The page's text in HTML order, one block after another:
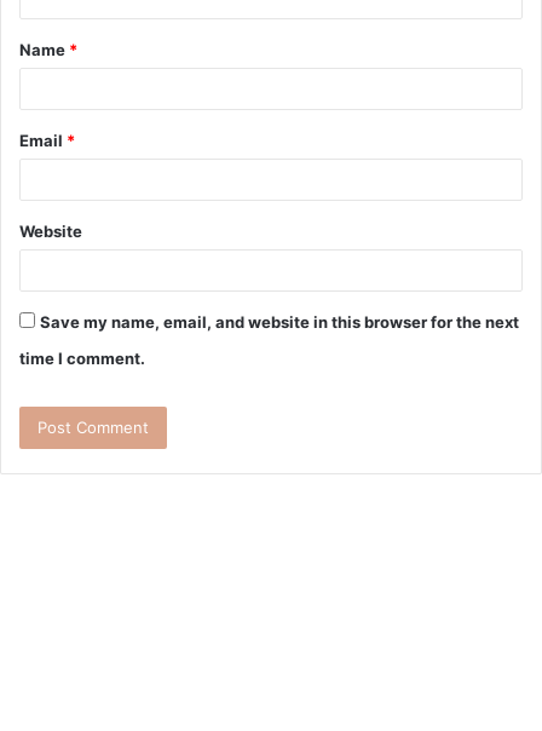
Name *
Email *
Website
Save my name, email, and website in this browser for the next
time I comment.